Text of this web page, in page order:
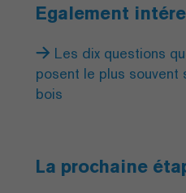
Egalement
Les dix questions
posent le plus souvent
bois
La prochaine